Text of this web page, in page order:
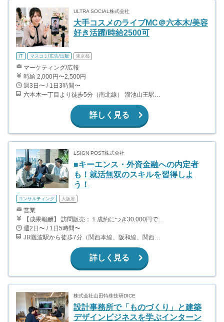
ULTRA SOCIAL株式会社
大手コスメのライブMC＠六本木/美容
好き活躍/時給2500可
IT マスコミ/広告/出版 東京都
マーケティング/広報
時給 2,000円〜2,500円
週3日〜 / 1日3時間〜
詳しく見る
LSIGN POST株式会社
■キーエンス・外資金融への内定者
も！就活無双のスキルを習得しよ
う！
コンサルティング 大阪府
営業
【成果報酬】 訪問販売：１成約につき30,000円です。 例えば、光インターネットの成約であれば、平均的に2.5日で1件の契約が見込めます。（12,000円/1日6時間稼働） ＜月収例＞月に100万以上稼ぐ方もいます！ ・月5件成約：150,000円 ・月15件成約：450,000円 ・月30成約：900,000円➕マネジメントインセンティブ300,000円 合計1,200,000円 時給換算で2,000円程度が、平均的なインターン生の報酬となっています。
週2日〜 / 1日5時間〜
JR難波駅から徒歩7分（関西本線、阪和線、関西空港線） 大阪難波駅から徒歩13分（近鉄奈良線、阪神なんば線） 桜川駅から徒歩4分（大阪メトロ千日前線、阪神なんば線）
詳しく見る
株式会社山田特殊技研DICE
設計事務所で「ものづくり」と建築
デザインビジネスを学ぶインターン